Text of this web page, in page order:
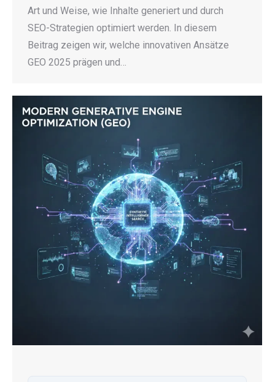
Art und Weise, wie Inhalte generiert und durch
SEO-Strategien optimiert werden. In diesem
Beitrag zeigen wir, welche innovativen Ansätze
GEO 2025 prägen und…